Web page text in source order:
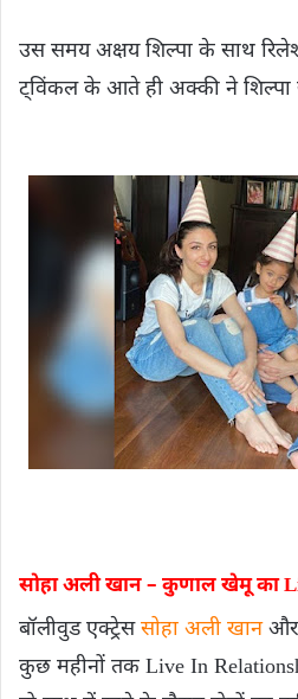
उस समय अक्षय शिल्पा के साथ
ट्विंकल के आते ही अक्की ने शिल्पा
सोहा अली खान – कुणाल खेमू का
बॉलीवुड एक्ट्रेससोहा अली खानऔर
कुछ महीनों तक Live In